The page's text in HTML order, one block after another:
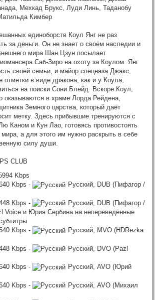
BDRip 1080p [HEVC] 10 bit от -Star-Lord-
OldGamer
готов оказать посильную помощь, в
работа такая.
:
хз, настроения и желания нет от
:отвал NAS, возможно капитально,
недель посмотрю, может всё грустно и
Мехкад Брукс, Луди Линь, Таданобу
Кимбер
единоборств Коул Янг не раз
за деньги. Он не знает о своём наследии и
мира Шан Цзун посылает
Саб-Зиро на охоту за Коулом. Янг
своей семьи, и майор спецназа Джакс,
отметки в виде дракона, как и у Коула,
на поиски Сони Блейд. Вскоре Коул,
оказываются в храме Лорда Рейдена,
Земного царства, который даёт
метку. Здесь прибывшие тренируются с
Каном и Кун Лао, готовясь противостоять
а для этого им нужно раскрыть в себе
силу души.
Kbps
Kbps -
Русский, DUB (Пифагор /
Kbps -
Русский, DUB (Пифагор /
Voice и Юрия Сербина на непереведённые
Kbps -
Русский, MVO (HDRezka
Kbps -
Русский, DVO (Pazl
Kbps -
Русский, AVO (Юрий
Kbps -
Русский, AVO (Михаил